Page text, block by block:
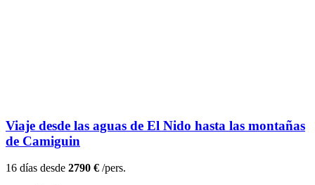
Viaje desde las aguas de El Nido hasta las montañas
de Camiguin
16 días desde 2790 € /pers.